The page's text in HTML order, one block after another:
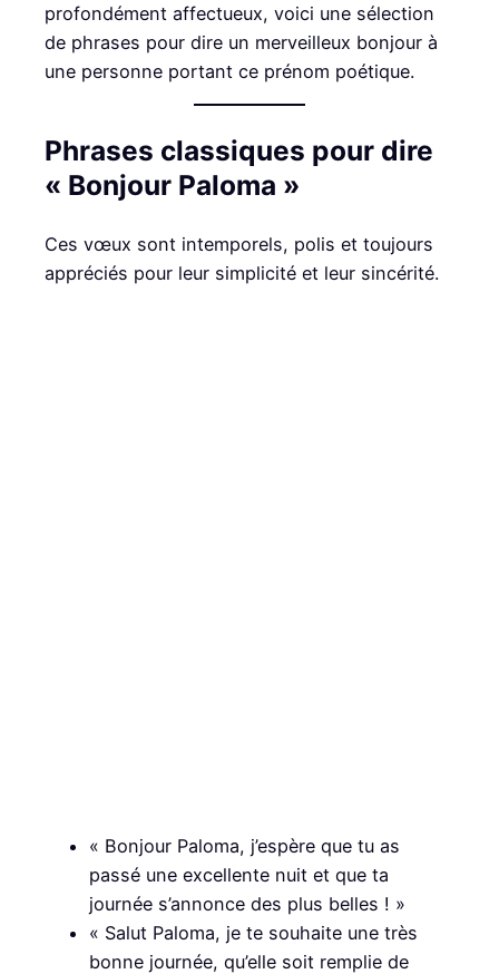
profondément affectueux, voici une sélection
de phrases pour dire un merveilleux bonjour à
une personne portant ce prénom poétique.
Phrases classiques pour dire
« Bonjour Paloma »
Ces vœux sont intemporels, polis et toujours
appréciés pour leur simplicité et leur sincérité.
« Bonjour Paloma, j’espère que tu as
passé une excellente nuit et que ta
journée s’annonce des plus belles ! »
« Salut Paloma, je te souhaite une très
bonne journée, qu’elle soit remplie de